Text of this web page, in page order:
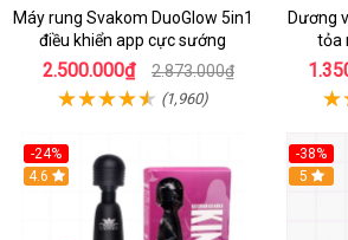
Máy rung Svakom DuoGlow 5in1
điều khiển app cực sướng
2.500.000₫ 2.873.000₫
(1,960)
Dương
tỏa
-24%
4.6
-38%
Hot
5